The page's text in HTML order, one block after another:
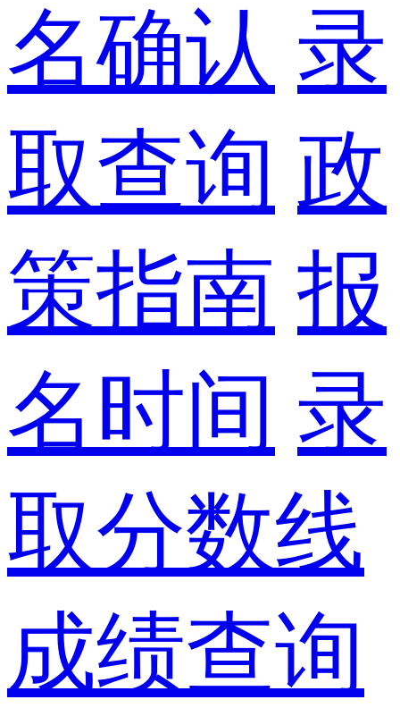
名确认 录
取查询 政
策指南 报
名时间 录
取分数线
成绩查询